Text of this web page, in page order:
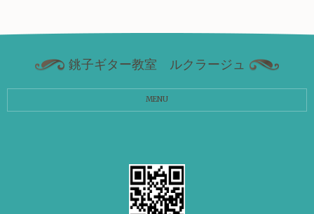
銚子ギター教室 ルクラージュ
MENU